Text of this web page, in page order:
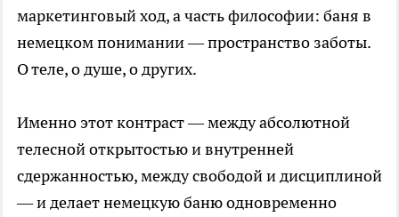
маркетинговый ход, а часть философии: баня в
немецком понимании — пространство заботы.
О теле, о душе, о других.
Именно этот контраст — между абсолютной
телесной открытостью и внутренней
сдержанностью, между свободой и дисциплиной
— и делает немецкую баню одновременно